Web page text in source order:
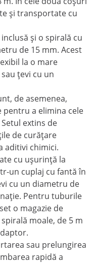
și transportate cu
și o spirală cu
de 15 mm. Acest
la o mare
țevi cu un
de asemenea,
pentru a elimina cele
extins de
de curățare
aditivi chimici.
cu ușurință la
un cuplaj cu fantă în
cu un diametru de
Pentru tuburile
o magazie de
moale, de 5 m
sau prelungirea
rapidă a